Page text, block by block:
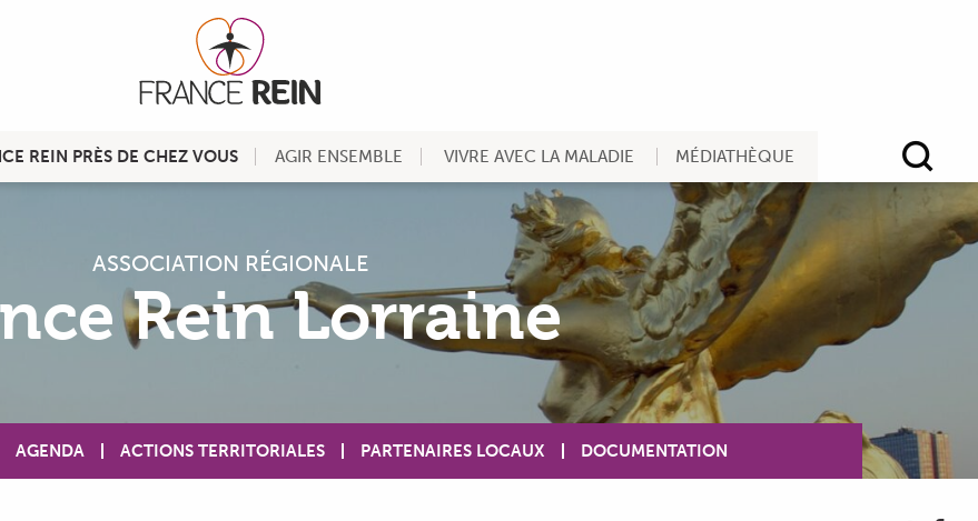
REIN PRÈS DE CHEZ VOUS AGIR ENSEMBLE VIVRE AVEC LA MALADIE MÉDIATHÈQUE
ASSOCIATION RÉGIONALE
Rein Lorraine
AGENDA ACTIONS TERRITORIALES PARTENAIRES LOCAUX DOCUMENTATION